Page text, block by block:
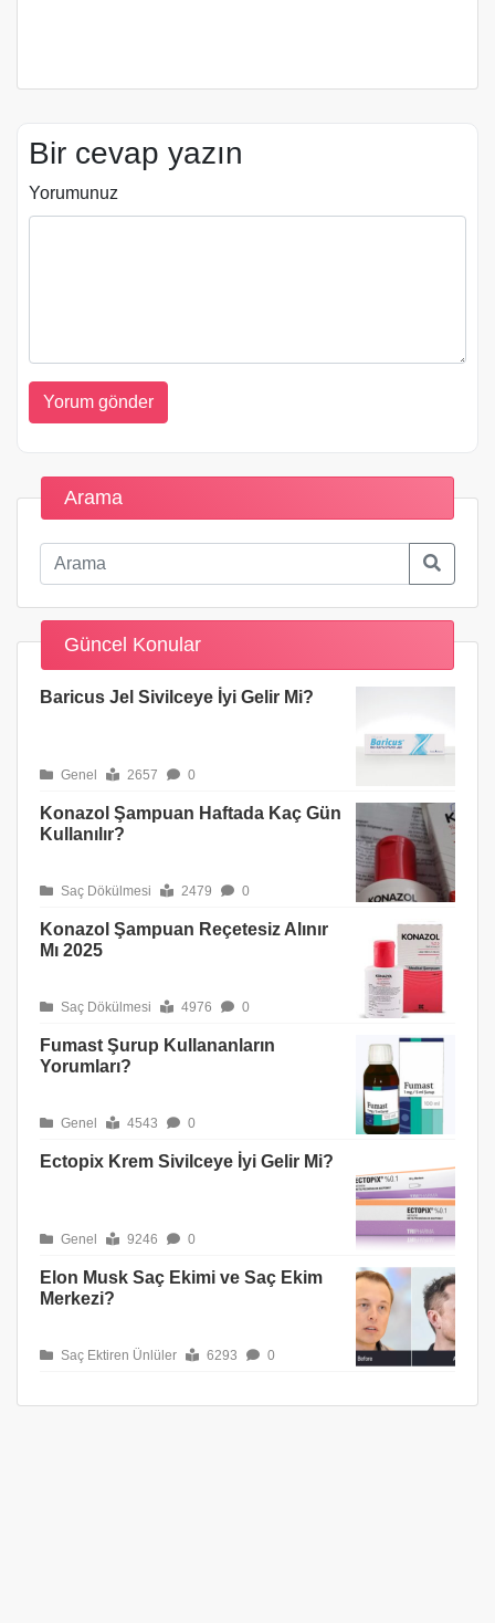
Bir cevap yazın
Yorumunuz
Arama
Güncel Konular
Baricus Jel Sivilceye İyi Gelir Mi?
Genel 2657 0
Konazol Şampuan Haftada Kaç Gün
Kullanılır?
Saç Dökülmesi 2479 0
Konazol Şampuan Reçetesiz Alınır
Mı 2025
Saç Dökülmesi 4976 0
Fumast Şurup Kullananların
Yorumları?
Genel 4543 0
Ectopix Krem Sivilceye İyi Gelir Mi?
Genel 9246 0
Elon Musk Saç Ekimi ve Saç Ekim
Merkezi?
Saç Ektiren Ünlüler 6293 0